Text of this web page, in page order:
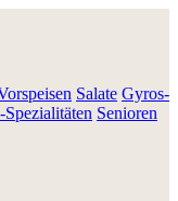
Salate Gyros-
Spezialitäten Senioren